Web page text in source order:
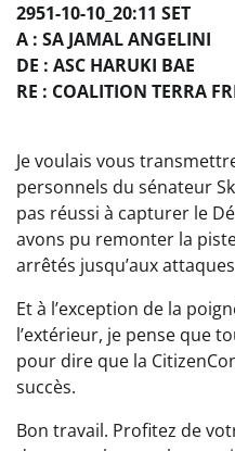
2951-10-10_20:11 SET
A : SA JAMAL ANGELINI
DE : ASC HARUKI BAE
RE : COALITION TERRA
Je voulais vous
personnels du sénateur
pas réussi à capturer le
avons pu remonter la
arrêtés jusqu’aux
Et à l’exception de la
l’extérieur, je pense que
pour dire que la
succès.
Bon travail. Profitez de